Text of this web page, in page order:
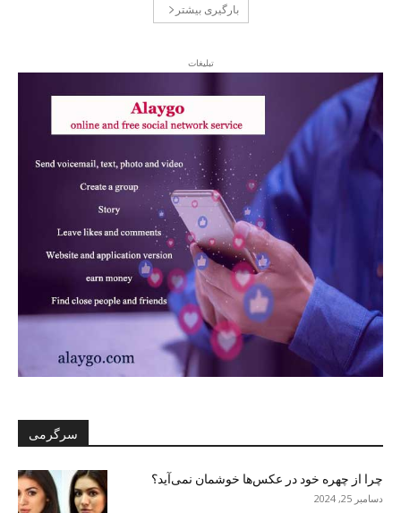
بارگیری بیشتر
تبلیغات
سرگرمی
چرا از چهره خود در عکس‌ها خوشمان نمی‌آید؟
دسامبر 25, 2024